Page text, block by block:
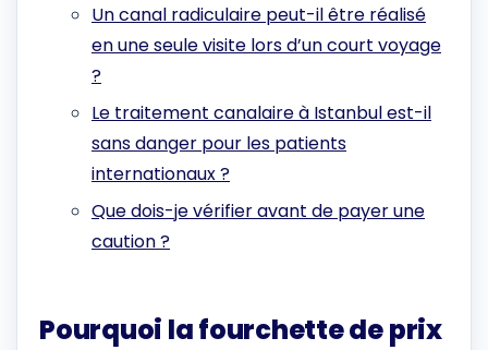
Un canal radiculaire peut-il être réalisé
en une seule visite lors d’un court voyage
?
Le traitement canalaire à Istanbul est-il
sans danger pour les patients
internationaux ?
Que dois-je vérifier avant de payer une
caution ?
Pourquoi la fourchette de prix